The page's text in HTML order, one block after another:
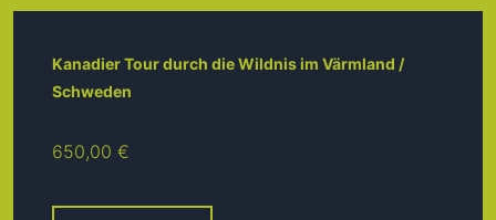
Kanadier Tour durch die Wildnis im Värmland /
Schweden
650,00 €